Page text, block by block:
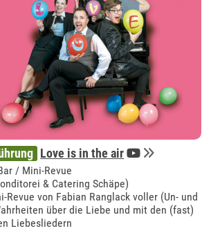
Love is in the air
/ Mini-Revue
& Catering Schäpe)
Revue von Fabian Ranglack voller (Un- und
über die Liebe und mit den (fast)
Liebesliedern